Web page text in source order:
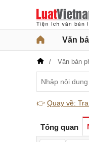
Văn
Văn bản
👉 Quay về:
Tổng quan